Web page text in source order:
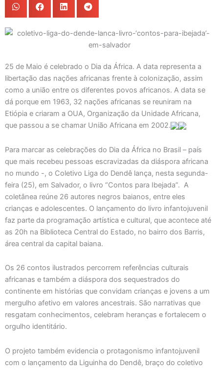
25 de Maio é celebrado o Dia da África. A data representa a
libertação das nações africanas frente à colonização, assim
como a união entre os diferentes povos africanos. A data se
dá porque em 1963, 32 nações africanas se reuniram na
Etiópia e criaram a OUA, Organização da Unidade Africana,
que passou a se chamar União Africana em 2002.
Para marcar as celebrações do Dia da África no Brasil – país
que mais recebeu pessoas escravizadas da diáspora africana
no mundo -, o Coletivo Liga do Dendê lança, nesta segunda-
feira (25), em Salvador, o livro “Contos para Ibejada”. A
coletânea reúne 26 autores negros baianos, entre eles
crianças e adolescentes. O lançamento do livro infantojuvenil
faz parte da programação artística e cultural, que acontece até
as 20h na Biblioteca Central do Estado, no bairro dos Barris,
área central da capital baiana.
Os 26 contos ilustrados percorrem referências culturais
africanas e também a diáspora dos sequestrados do
continente em histórias que convidam crianças e jovens a um
mergulho afetivo em valores ancestrais. São narrativas que
resgatam conhecimentos, celebram heranças e fortalecem o
orgulho identitário.
O projeto também evidencia o protagonismo infantojuvenil
com o lançamento da Liguinha do Dendê, braço do coletivo